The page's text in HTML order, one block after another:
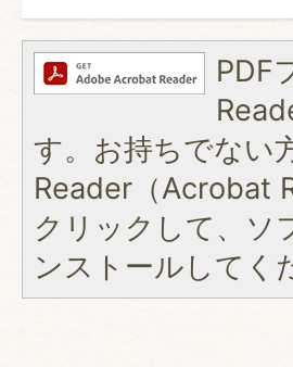
PDF
す。お持ちでない
Reader（Acrobat
クリックして、ソ
ンストールしてく